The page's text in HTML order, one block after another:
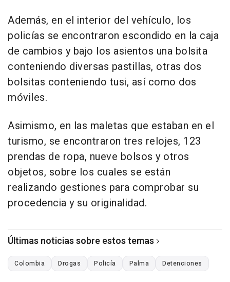
Además, en el interior del vehículo, los
policías se encontraron escondido en la caja
de cambios y bajo los asientos una bolsita
conteniendo diversas pastillas, otras dos
bolsitas conteniendo tusi, así como dos
móviles.
Asimismo, en las maletas que estaban en el
turismo, se encontraron tres relojes, 123
prendas de ropa, nueve bolsos y otros
objetos, sobre los cuales se están
realizando gestiones para comprobar su
procedencia y su originalidad.
Últimas noticias sobre estos temas
Colombia Drogas Policía Palma Detenciones